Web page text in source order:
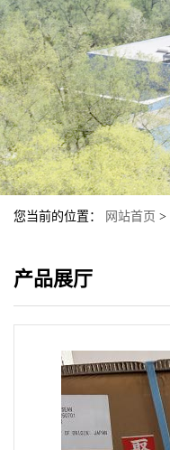
您当前的位置： 网站首页 >
产品展厅